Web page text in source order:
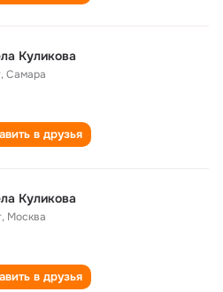
Куликова
,Самара
в друзья
Куликова
, Москва
в друзья